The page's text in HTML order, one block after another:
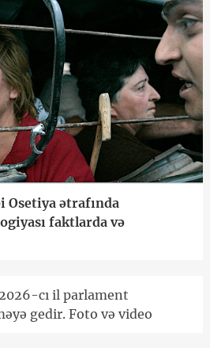
Osetiya ətrafında
faktlarda və
cı il parlament
gedir. Foto və video